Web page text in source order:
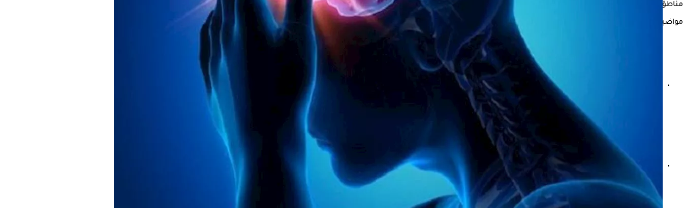
مناطق الدماغ، مما يُسبب مضاعفات خطيرة كالسكتة الدماغية أو إصابة الدماغ أو حتى الوفاة، ولكن لماذا تتكون هذه الجلطات؟
مواضيع ذات صلة
ارتفاع ضغط الدم.. متى يصبح خطرًا وكيف تحمي جسمك من أعراضه؟
بدون أدوية- 4 طرق قد تساعد في إيقاف نوبات الرجفان الأذيني